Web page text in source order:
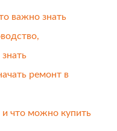
важно знать
ремонт в
и что можно купить